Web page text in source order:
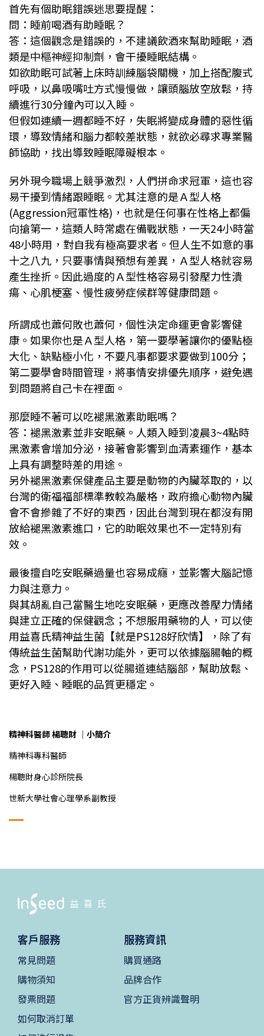
首先有個助眠錯誤迷思要提醒：
問：睡前喝酒有助睡眠？
答：這個觀念是錯誤的，不建議飲酒來幫助睡眠，酒
類是中樞神經抑制劑，會干擾睡眠結構。
如欲助眠可試著上床時訓練腦袋關機，加上搭配腹式
呼吸，以鼻吸嘴吐方式慢慢做，讓頭腦放空放鬆，持
續進行30分鐘內可以入睡。
但假如連續一週都睡不好，失眠將變成身體的惡性循
環，導致情緒和腦力都較差狀態，就欲必尋求專業醫
師協助，找出導致睡眠障礙根本。
另外現今職場上競爭激烈，人們拼命求冠軍，這也容
易干擾到情緒跟睡眠。尤其注意的是Ａ型人格
(Aggression冠軍性格)，也就是任何事在性格上都偏
向搶第一，這類人時常處在備戰狀態，一天24小時當
48小時用，對自我有極高要求者。但人生不如意的事
十之八九，只要事情與預想有差異，Ａ型人格就容易
產生挫折。因此過度的Ａ型性格容易引發壓力性潰
瘍、心肌梗塞、慢性疲勞症候群等健康問題。
所謂成也蕭何敗也蕭何，個性決定命運更會影響健
康。如果你也是Ａ型人格，第一要學著讓你的優點極
大化、缺點極小化，不要凡事都要求要做到100分；
第二要學會時間管理，將事情安排優先順序，避免遇
到問題將自己卡在裡面。
那麼睡不著可以吃褪黑激素助眠嗎？
答：褪黑激素並非安眠藥。人類入睡到凌晨3~4點時
黑激素會增加分泌，接著會影響到血清素運作，基本
上具有調整時差的用途。
另外褪黑激素保健產品主要是動物的內臟萃取的，以
台灣的衛福福部標準教較為嚴格，政府擔心動物內臟
會不會摻雜了不好的東西，因此台灣到現在都沒有開
放給褪黑激素進口，它的助眠效果也不一定特別有
效。
最後擅自吃安眠藥過量也容易成癮，並影響大腦記憶
力與注意力。
與其胡亂自己當醫生地吃安眠藥，更應改善壓力情緒
與建立正確的保健觀念；不想服用藥物的人，可以使
用益喜氏精神益生菌【就是PS128好欣情】，除了有
傳統益生菌幫助代謝功能外，更可以依據腦腸軸的概
念，PS128的作用可以從腸道連結腦部，幫助放鬆、
更好入睡、睡眠的品質更穩定。
精神科醫師 楊聰財 ｜小簡介
精神科專科醫師
楊聰財身心診所院長
世新大學社會心理學系副教授
客戶服務
常見問題
購物須知
發票問題
如何取消訂單
服務資訊
購買通路
品牌合作
官方正貨辨識聲明